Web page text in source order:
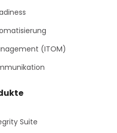
(ITOM)
Suite